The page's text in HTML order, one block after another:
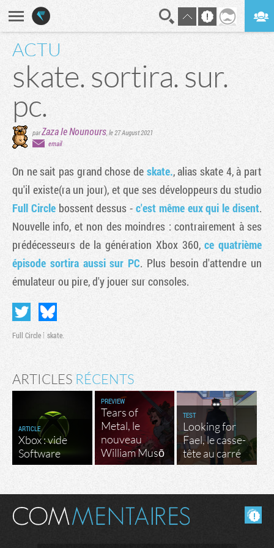
ACTU
skate. sortira. sur.
pc.
parZaza le Nounours,le 27 August 2021
email
On ne sait pas grand chose de skate., alias skate 4, à part
qu'il existe(ra un jour), et que ses développeurs du studio
Full Circlebossent dessus -c'est même eux qui le disent.
Nouvelle info, et non des moindres : contrairement à ses
prédécesseurs de la génération Xbox 360,ce quatrième
épisode sortira aussi sur PC. Plus besoin d'attendre un
émulateur ou pire, d'y jouer sur consoles.
Full Circle skate.
ARTICLES RÉCENTS
ARTICLE
Xbox : vide
Software
PREVIEW
Tears of
Metal, le
nouveau
William Musō
TEST
Looking for
Fael, le casse-
tête au carré
Masquer les commentaires lus.
Tribune